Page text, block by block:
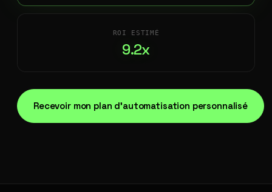
ROI ESTIMÉ
9.2x
Recevoir mon plan d'automatisation personnalisé